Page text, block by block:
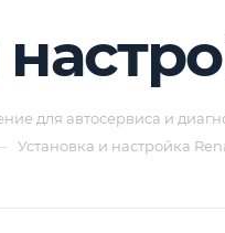
для автосервиса и
Установка и настройка